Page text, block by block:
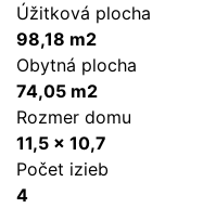
Úžitková plocha
98,18 m2
Obytná plocha
74,05 m2
Rozmer domu
11,5 x 10,7
Počet izieb
4